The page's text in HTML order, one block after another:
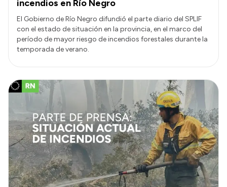
incendios en Río Negro
El Gobierno de Río Negro difundió el parte diario del SPLIF
con el estado de situación en la provincia, en el marco del
período de mayor riesgo de incendios forestales durante la
temporada de verano.